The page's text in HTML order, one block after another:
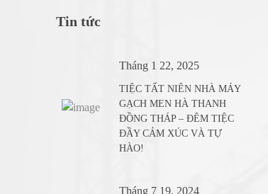
Tin tức
Tháng 1 22, 2025
TIỆC TẤT NIÊN NHÀ MÁY
GẠCH MEN HÀ THANH
ĐỒNG THÁP – ĐÊM TIỆC
ĐẦY CẢM XÚC VÀ TỰ
HÀO!
Tháng 7 19, 2024